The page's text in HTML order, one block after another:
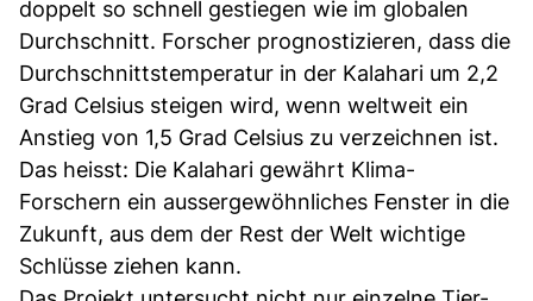
doppelt so schnell gestiegen wie im globalen
Durchschnitt. Forscher prognostizieren, dass die
Durchschnittstemperatur in der Kalahari um 2,2
Grad Celsius steigen wird, wenn weltweit ein
Anstieg von 1,5 Grad Celsius zu verzeichnen ist.
Das heisst: Die Kalahari gewährt Klima-
Forschern ein aussergewöhnliches Fenster in die
Zukunft, aus dem der Rest der Welt wichtige
Schlüsse ziehen kann.